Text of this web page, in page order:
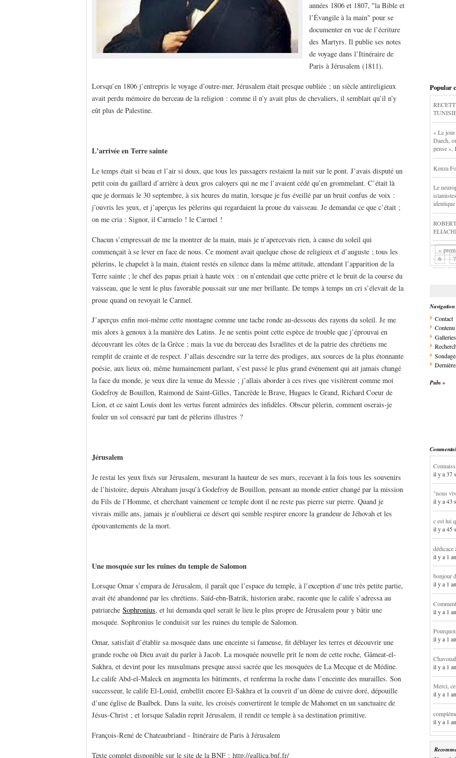
années 1806 et 1807, "la Bible et
l’Évangile à la main" pour se
documenter en vue de l’écriture
des Martyrs. Il publie ses notes
de voyage dans l’Itinéraire de
Paris à Jérusalem (1811).
Lorsqu’en 1806 j’entrepris le voyage d’outre-mer, Jérusalem était presque oubliée ; un siècle antireligieux
avait perdu mémoire du berceau de la religion : comme il n’y avait plus de chevaliers, il semblait qu’il n’y
eût plus de Palestine.
L’arrivée en Terre sainte
Le temps était si beau et l’air si doux, que tous les passagers restaient la nuit sur le pont. J’avais disputé un
petit coin du gaillard d’arrière à deux gros caloyers qui ne me l’avaient cédé qu’en grommelant. C’était là
que je dormais le 30 septembre, à six heures du matin, lorsque je fus éveillé par un bruit confus de voix :
j’ouvris les yeux, et j’aperçus les pèlerins qui regardaient la proue du vaisseau. Je demandai ce que c’était ;
on me cria : Signor, il Carmelo ! le Carmel !
Chacun s’empressait de me la montrer de la main, mais je n’apercevais rien, à cause du soleil qui
commençait à se lever en face de nous. Ce moment avait quelque chose de religieux et d’auguste ; tous les
pèlerins, le chapelet à la main, étaient restés en silence dans la même attitude, attendant l’apparition de la
Terre sainte ; le chef des papas priait à haute voix : on n’entendait que cette prière et le bruit de la course du
vaisseau, que le vent le plus favorable poussait sur une mer brillante. De temps à temps un cri s’élevait de la
proue quand on revoyait le Carmel.
J’aperçus enfin moi-même cette montagne comme une tache ronde au-dessous des rayons du soleil. Je me
mis alors à genoux à la manière des Latins. Je ne sentis point cette espèce de trouble que j’éprouvai en
découvrant les côtes de la Grèce ; mais la vue du berceau des Israélites et de la patrie des chrétiens me
remplit de crainte et de respect. J’allais descendre sur la terre des prodiges, aux sources de la plus étonnante
poésie, aux lieux où, même humainement parlant, s’est passé le plus grand événement qui ait jamais changé
la face du monde, je veux dire la venue du Messie ; j’allais aborder à ces rives que visitèrent comme moi
Godefroy de Bouillon, Raimond de Saint-Gilles, Tancrède le Brave, Hugues le Grand, Richard Coeur de
Lion, et ce saint Louis dont les vertus furent admirées des infidèles. Obscur pèlerin, comment oserais-je
fouler un sol consacré par tant de pèlerins illustres ?
Jérusalem
Je restai les yeux fixés sur Jérusalem, mesurant la hauteur de ses murs, recevant à la fois tous les souvenirs
de l’histoire, depuis Abraham jusqu’à Godefroy de Bouillon, pensant au monde entier changé par la mission
du Fils de l’Homme, et cherchant vainement ce temple dont il ne reste pas pierre sur pierre. Quand je
vivrais mille ans, jamais je n’oublierai ce désert qui semble respirer encore la grandeur de Jéhovah et les
épouvantements de la mort.
Une mosquée sur les ruines du temple de Salomon
Lorsque Omar s’empara de Jérusalem, il paraît que l’espace du temple, à l’exception d’une très petite partie,
avait été abandonné par les chrétiens. Saïd-ebn-Batrik, historien arabe, raconte que le calife s’adressa au
patriarche Sophronius, et lui demanda quel serait le lieu le plus propre de Jérusalem pour y bâtir une
mosquée. Sophronius le conduisit sur les ruines du temple de Salomon.
Omar, satisfait d’établir sa mosquée dans une enceinte si fameuse, fit déblayer les terres et découvrir une
grande roche où Dieu avait du parler à Jacob. La mosquée nouvelle prit le nom de cette roche, Gâmeat-el-
Sakhra, et devint pour les musulmans presque aussi sacrée que les mosquées de La Mecque et de Médine.
Le calife Abd-el-Maleck en augmenta les bâtiments, et renferma la roche dans l’enceinte des murailles. Son
successeur, le calife El-Louid, embellit encore El-Sakhra et la couvrit d’un dôme de cuivre doré, dépouille
d’une église de Baalbek. Dans la suite, les croisés convertirent le temple de Mahomet en un sanctuaire de
Jésus-Christ ; et lorsque Saladin reprit Jérusalem, il rendit ce temple à sa destination primitive.
François-René de Chateaubriand - Itinéraire de Paris à Jérusalem
Texte complet disponible sur le site de la BNF : http://gallica.bnf.fr/
Popular
« Le jour
Daech,
pense »,
Kenza
Le
identique
«
6
7
Navigation
Contact
Galleries
Pubs
il y a 37
"nous
il y a 43
c est lui
il y a 45
dédicace
il y a 1
bonjour
il y a 1
il y a 1
il y a 1
il y a 1
Merci,
il y a 1
il y a 1